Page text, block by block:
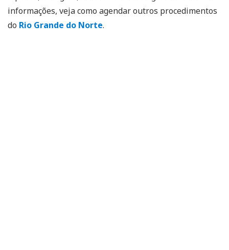
informações, veja como agendar outros procedimentos
do Rio Grande do Norte.